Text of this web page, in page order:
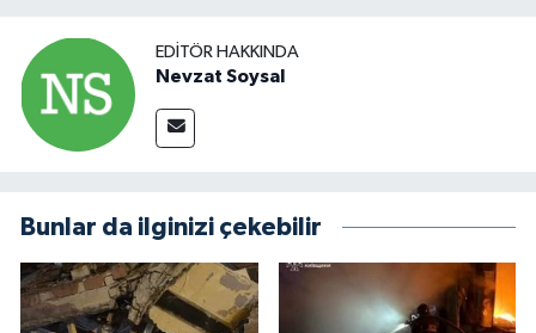
EDITÖR HAKKINDA
Nevzat Soysal
Bunlar da ilginizi çekebilir